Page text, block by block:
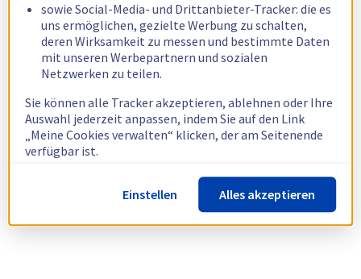
sowie Social-Media- und Drittanbieter-Tracker: die es
uns ermöglichen, gezielte Werbung zu schalten,
deren Wirksamkeit zu messen und bestimmte Daten
mit unseren Werbepartnern und sozialen
Netzwerken zu teilen.
Sie können alle Tracker akzeptieren, ablehnen oder Ihre
Auswahl jederzeit anpassen, indem Sie auf den Link
„Meine Cookies verwalten“ klicken, der am Seitenende
verfügbar ist.
Weitere Informationen finden Sie in unsererRichtlinie
zur Verwendung von Cookies.
Einstellen Alles akzeptieren